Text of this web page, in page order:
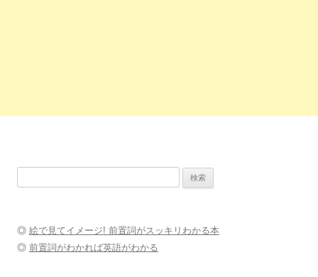
◎ 絵で見てイメージ! 前置詞がスッキリわかる本
◎ 前置詞がわかれば英語がわかる